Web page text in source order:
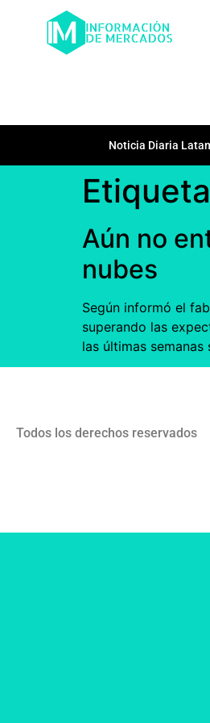
Noticia Diaria
Aún no
nubes
Según informó el
superando las
las últimas
Todos los derechos reservados